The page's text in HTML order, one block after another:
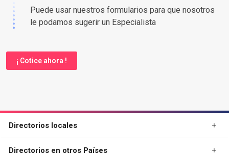
Puede usar nuestros formularios para que nosotros
le podamos sugerir un Especialista
¡ Cotice ahora !
Directorios locales
Directorios en otros Países